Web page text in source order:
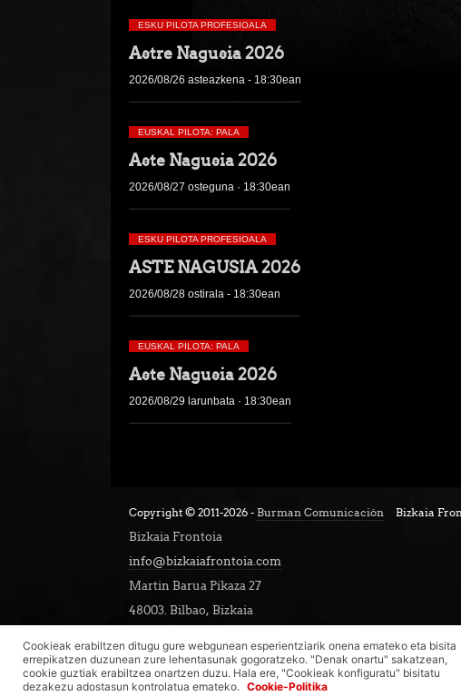
ESKU PILOTA PROFESIOALA
Astre Nagusia 2026
2026/08/26 asteazkena - 18:30ean
EUSKAL PILOTA: PALA
Aste Nagusia 2026
2026/08/27 osteguna · 18:30ean
ESKU PILOTA PROFESIOALA
ASTE NAGUSIA 2026
2026/08/28 ostirala - 18:30ean
EUSKAL PILOTA: PALA
Aste Nagusia 2026
2026/08/29 larunbata · 18:30ean
Copyright © 2011-2026 - Burman Comunicación Bizkaia
Bizkaia Frontoia
info@bizkaiafrontoia.com
Martin Barua Pikaza 27
48003. Bilbao, Bizkaia
Cookieak erabiltzen ditugu gure webgunean esperientziarik onena emateko eta bisita
errepikatzen duzunean zure lehentasunak gogoratzeko. "Denak onartu" sakatzean,
cookie guztiak erabiltzea onartzen duzu. Hala ere, "Cookieak konfiguratu" bisitatu
dezakezu adostasun kontrolatua emateko. Cookie-Politika